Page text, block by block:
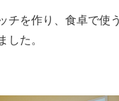
チを作り、食卓で使
した。